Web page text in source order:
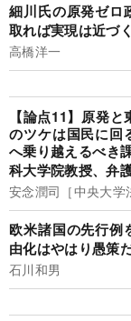
細川氏の原発ゼロ
取れば実現は近づく
高橋洋一
【論点11】原発
のツケは国民に回
へ乗り越えるべき
科大学院教授、弁
安念潤司［中央大学
欧米諸国の先行例
由化はやはり愚策
石川和男